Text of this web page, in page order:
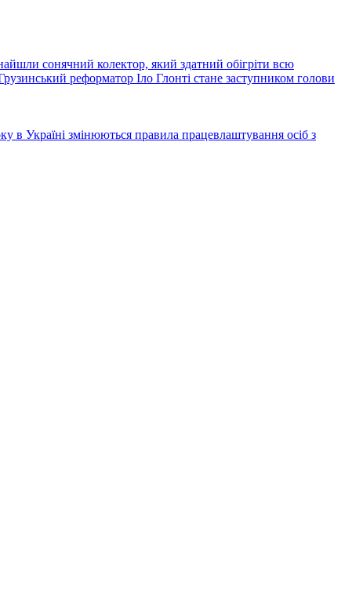
сонячний колектор, який здатний обігріти всю
реформатор Іло Глонті стане заступником голови
в Україні змінюються правила працевлаштування осіб з